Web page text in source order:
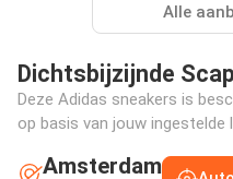
Alle
Dichtsbijzijnde
Deze Adidas sneakers is
op basis van jouw ingestelde
Amsterdam